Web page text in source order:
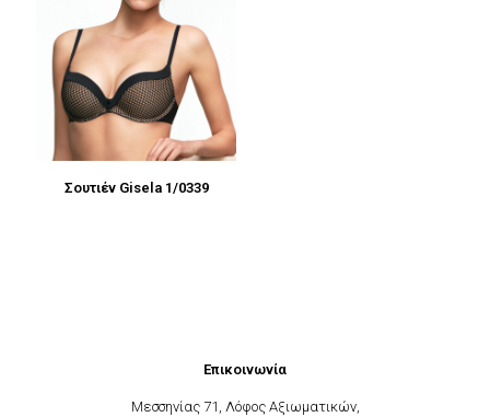
Σουτιέν Gisela 1/0339
Επικοινωνία
Μεσσηνίας 71, Λόφος Αξιωματικών,